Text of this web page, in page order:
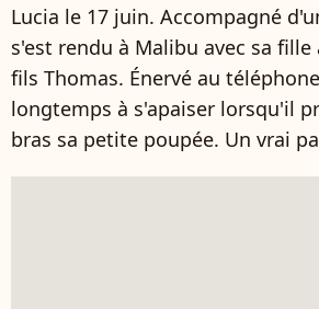
Lucia le 17 juin. Accompagné
s'est rendu à Malibu avec sa
fils Thomas. Énervé au
longtemps à s'apaiser lorsqu'il
bras sa petite poupée. Un vrai